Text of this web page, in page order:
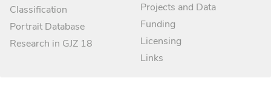
Classification
Portrait Database
Research in GJZ 18
Projects and Data
Funding
Licensing
Links